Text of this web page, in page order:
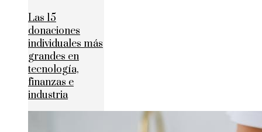
Las 15
donaciones
individuales más
grandes en
tecnología,
finanzas e
industria